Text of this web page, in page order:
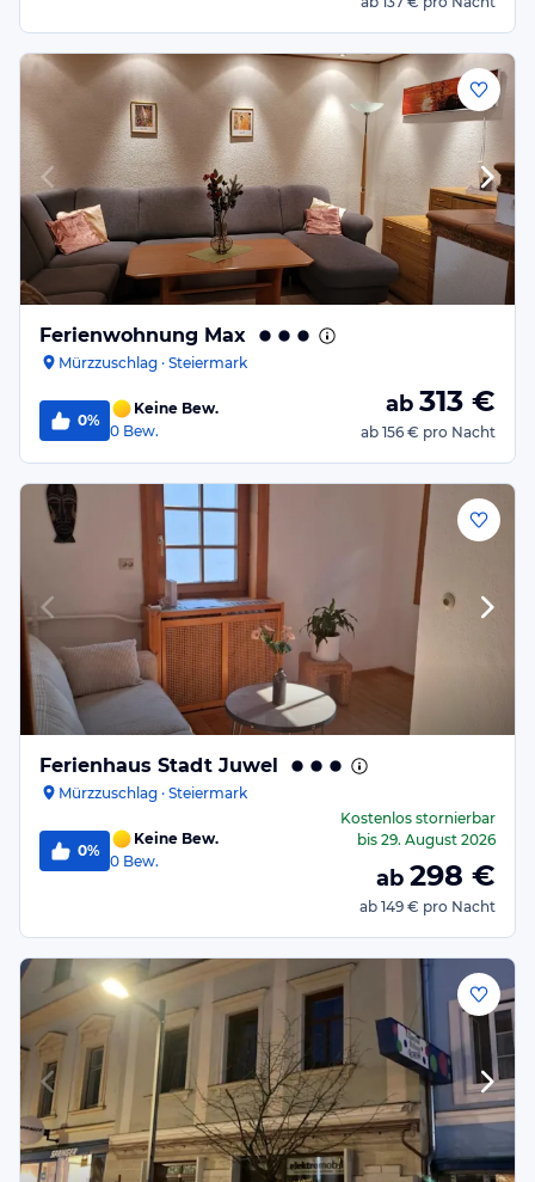
Ferienwohnung Max
Mürzzuschlag · Steiermark
0%
Keine Bew.
0 Bew.
ab 313 €
ab 156 € pro Nacht
Ferienhaus Stadt Juwel
Mürzzuschlag · Steiermark
0%
Keine Bew.
0 Bew.
Kostenlos stornierbar
bis 29. August 2026
ab 298 €
ab 149 € pro Nacht